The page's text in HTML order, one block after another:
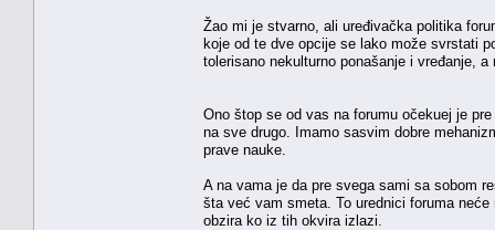
Žao mi je stvarno, ali uređivačka politika
koje od te dve opcije se lako može svrstati
tolerisano nekulturno ponašanje i vređanje,
Ono štop se od vas na forumu očekuej je
na sve drugo. Imamo sasvim dobre
prave nauke.
A na vama je da pre svega sami sa sobom
šta već vam smeta. To urednici foruma
obzira ko iz tih okvira izlazi.